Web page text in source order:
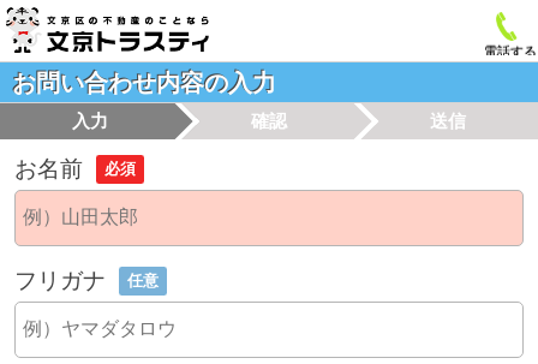
電話する
お問い合わせ内容の入力
入力 確認 送信
お名前 必須
フリガナ 任意